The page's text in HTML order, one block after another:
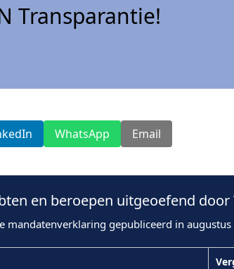
Transparantie!
WhatsApp Email
en beroepen uitgeoefend door
mandatenverklaring gepubliceerd in